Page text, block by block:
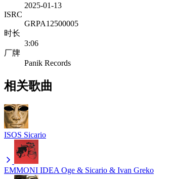
2025-01-13
ISRC
GRPA12500005
时长
3:06
厂牌
Panik Records
相关歌曲
ISOS Sicario
EMMONI IDEA Oge & Sicario & Ivan Greko